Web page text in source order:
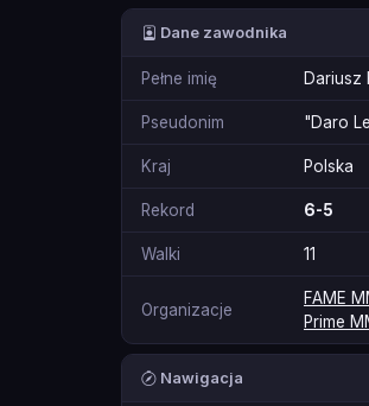
Dane zawodnika
Pełne imię Dariusz
Pseudonim "Daro
Kraj Polska
Rekord 6-5
Walki 11
Organizacje
FAME
Prime
Nawigacja